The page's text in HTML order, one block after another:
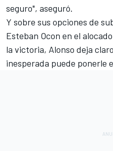
seguro", aseguró.
Y sobre sus opciones de
Esteban Ocon en el
la victoria, Alonso deja
inesperada puede ponerle